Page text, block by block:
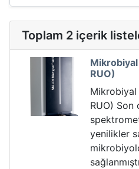
Toplam 2 içerik
Mikrobiyal
RUO)
Mikrobiyal
RUO) Son
yenilikler